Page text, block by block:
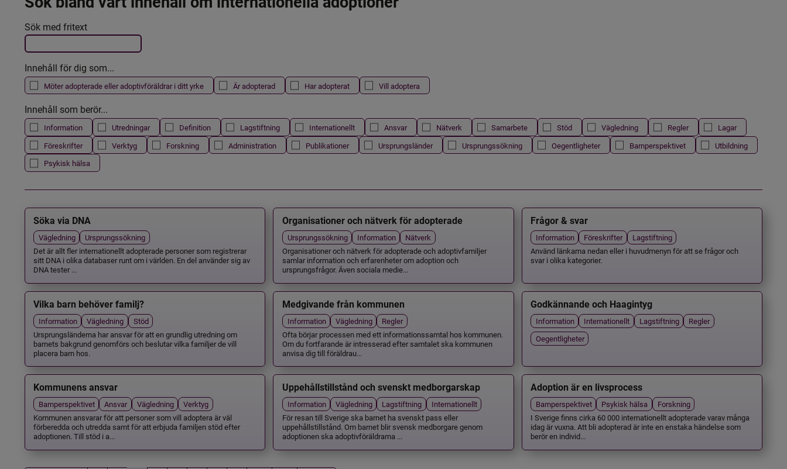
Filtrera resultatet
Det här formuläret postas automatiskt
Sök med fritext
Innehåll för dig som...
Möter adopterade eller adoptivföräldrar i ditt yrke Är adopterad Har adopterat Vill adoptera
Innehåll som berör...
Information Utredningar Definition Lagstiftning Internationellt Ansvar Nätverk Samarbete Stöd Vägledning Regler
Lagar
Föreskrifter
Verktyg Forskning Administration Publikationer Ursprungsländer Ursprungssökning Oegentligheter Barnperspektivet
Utbildning
Psykisk hälsa
Söka via DNA
Vägledning
Ursprungssökning
Det är allt fler internationellt adopterade personer som registrerar
sitt DNA i olika databaser runt om i världen. En del använder sig av
DNA tester ...
Organisationer och nätverk för adopterade
Ursprungssökning Information
Nätverk
Organisationer och nätverk för adopterade och adoptivfamiljer
samlar information och erfarenheter om adoption och
ursprungsfrågor. Även sociala medie...
Frågor & svar
Information Föreskrifter
Lagstiftning
Använd länkarna nedan eller i huvudmenyn för att se frågor och
svar i olika kategorier.
Vilka barn behöver familj?
Information Vägledning
Stöd
Ursprungsländerna har ansvar för att en grundlig utredning om
barnets bakgrund genomförs och beslutar vilka familjer de vill
placera barn hos.
Medgivande från kommunen
Information Vägledning
Regler
Ofta börjar processen med ett informationssamtal hos kommunen.
Om du fortfarande är intresserad efter samtalet ska kommunen
anvisa dig till föräldrau...
Godkännande och Haagintyg
Information Internationellt Lagstiftning
Regler
Oegentligheter
Kommunens ansvar
Barnperspektivet Ansvar Vägledning
Verktyg
Kommunen ansvarar för att personer som vill adoptera är väl
förberedda och utredda samt för att erbjuda familjen stöd efter
adoptionen. Till stöd i a...
Uppehållstillstånd och svenskt medborgarskap
Information Vägledning Lagstiftning
Internationellt
För resan till Sverige ska barnet ha svenskt pass eller
uppehållstillstånd. Om barnet blir svensk medborgare genom
adoptionen ska adoptivföräldrarna ...
Adoption är en livsprocess
Barnperspektivet Psykisk hälsa
Forskning
I Sverige finns cirka 60 000 internationellt adopterade varav många
idag är vuxna. Att bli adopterad är inte en enstaka händelse som
berör en individ...